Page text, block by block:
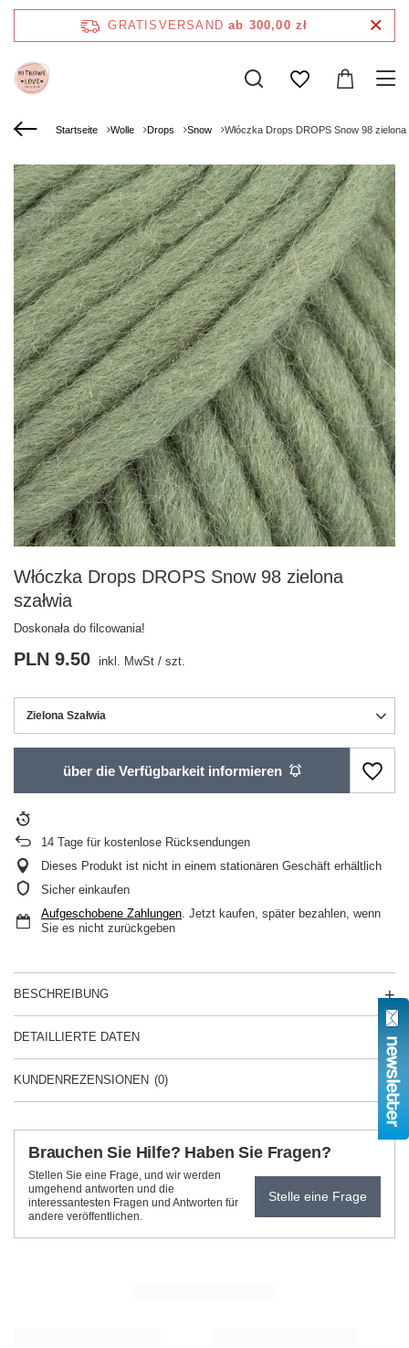
GRATISVERSAND ab 300,00 zł
Startseite Wolle Drops Snow Włóczka Drops DROPS Snow 98 zielona
Włóczka Drops DROPS Snow 98 zielona
szałwia
Doskonała do filcowania!
Zielona Szałwia
PLN 9.50 inkl. MwSt / szt.
über die Verfügbarkeit informieren
14 Tage für kostenlose Rücksendungen
Dieses Produkt ist nicht in einem stationären Geschäft erhältlich
Sicher einkaufen
Aufgeschobene Zahlungen. Jetzt kaufen, später bezahlen, wenn
Sie es nicht zurückgeben
BESCHREIBUNG
DETAILLIERTE DATEN
KUNDENREZENSIONEN (0)
Brauchen Sie Hilfe? Haben Sie Fragen?
Stellen Sie eine Frage, und wir werden
umgehend antworten und die
interessantesten Fragen und Antworten für
andere veröffentlichen.
Stelle eine Frage